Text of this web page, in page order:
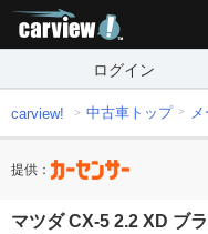
ログイン
carview! 中古車トップ
提供：
マツダ CX-5 2.2 XD ブ